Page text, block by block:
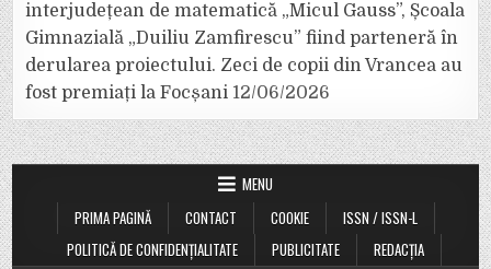
interjudețean de matematică „Micul Gauss”, Școala
Gimnazială „Duiliu Zamfirescu” fiind parteneră în
derularea proiectului. Zeci de copii din Vrancea au
fost premiați la Focșani 12/06/2026
MENU
PRIMA PAGINĂ
CONTACT COOKIE
ISSN / ISSN-L
POLITICĂ DE CONFIDENȚIALITATE
PUBLICITATE REDACȚIA